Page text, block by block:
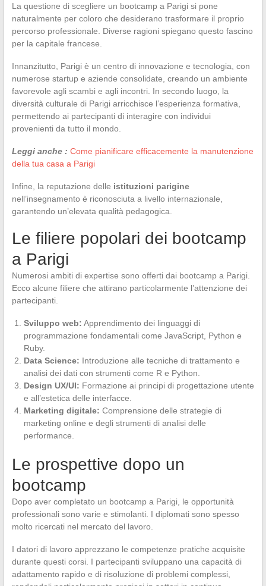
La questione di scegliere un bootcamp a Parigi si pone
naturalmente per coloro che desiderano trasformare il proprio
percorso professionale. Diverse ragioni spiegano questo fascino
per la capitale francese.
Innanzitutto, Parigi è un centro di innovazione e tecnologia, con
numerose startup e aziende consolidate, creando un ambiente
favorevole agli scambi e agli incontri. In secondo luogo, la
diversità culturale di Parigi arricchisce l’esperienza formativa,
permettendo ai partecipanti di interagire con individui
provenienti da tutto il mondo.
Leggi anche : Come pianificare efficacemente la manutenzione
della tua casa a Parigi
Infine, la reputazione delle istituzioni parigine
nell’insegnamento è riconosciuta a livello internazionale,
garantendo un’elevata qualità pedagogica.
Le filiere popolari dei bootcamp
a Parigi
Numerosi ambiti di expertise sono offerti dai bootcamp a Parigi.
Ecco alcune filiere che attirano particolarmente l’attenzione dei
partecipanti.
Sviluppo web: Apprendimento dei linguaggi di
programmazione fondamentali come JavaScript, Python e
Ruby.
Data Science: Introduzione alle tecniche di trattamento e
analisi dei dati con strumenti come R e Python.
Design UX/UI: Formazione ai principi di progettazione utente
e all’estetica delle interfacce.
Marketing digitale: Comprensione delle strategie di
marketing online e degli strumenti di analisi delle
performance.
Le prospettive dopo un
bootcamp
Dopo aver completato un bootcamp a Parigi, le opportunità
professionali sono varie e stimolanti. I diplomati sono spesso
molto ricercati nel mercato del lavoro.
I datori di lavoro apprezzano le competenze pratiche acquisite
durante questi corsi. I partecipanti sviluppano una capacità di
adattamento rapido e di risoluzione di problemi complessi,